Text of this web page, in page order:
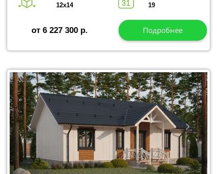
12х14
19
от 6 227 300 р. Подробнее